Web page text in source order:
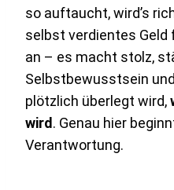
so auftaucht, wird’s
selbst verdientes Geld
an – es macht stolz,
Selbstbewusstsein
plötzlich überlegt wird,
wird . Genau hier
Verantwortung.